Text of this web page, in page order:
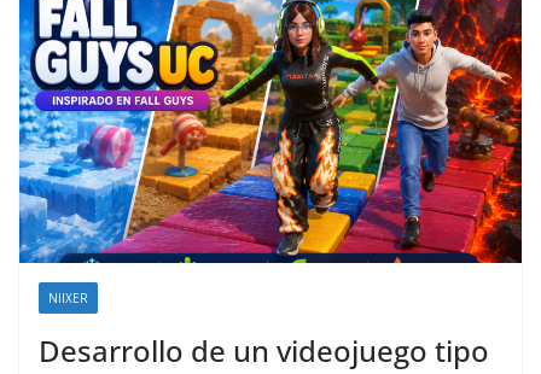
NIIXER
Desarrollo de un videojuego tipo